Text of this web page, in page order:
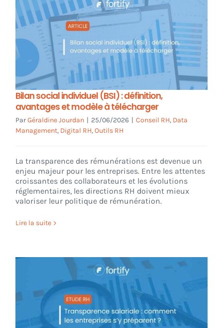
Ressources
Support
CONNEXION
Bilan social individuel (BSI) : définition,
avantages et modèle à télécharger
ParGéraldine Jourdan | 25/06/2026 | Conseil RH, Data
Management, Digital RH,Outils RH
La transparence des rémunérations est devenue un
enjeu majeur pour les entreprises. Entre les attentes
croissantes des collaborateurs et les évolutions
réglementaires, les directions RH doivent mieux
valoriser leur politique de rémunération.
Lire la suite